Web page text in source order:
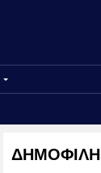
ΔΗΜΟΦΙΛΗ